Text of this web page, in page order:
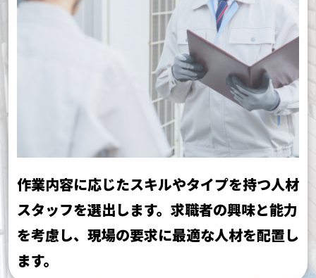
作業内容に応じたスキルやタイプを持つ人材
スタッフを選出します。 求職者の興味と能力
を考慮し、現場の要求に最適な人材を配置し
ます。